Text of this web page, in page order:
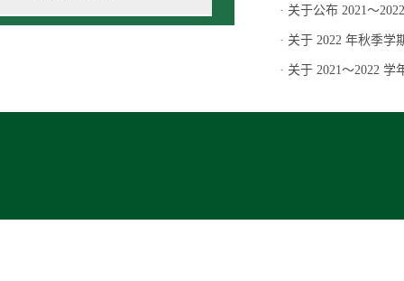
· 关于公布 2021～
· 关于 2022 年秋季学
· 关于 2021～2022